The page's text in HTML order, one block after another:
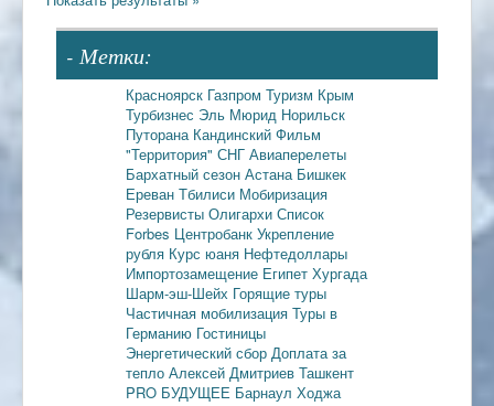
- Метки:
Красноярск Газпром Туризм Крым
Турбизнес Эль Мюрид Норильск
Путорана Кандинский Фильм
"Территория" СНГ Авиаперелеты
Бархатный сезон Астана Бишкек
Ереван Тбилиси Мобиризация
Резервисты Олигархи Список
Forbes Центробанк Укрепление
рубля Курс юаня Нефтедоллары
Импортозамещение Египет Хургада
Шарм-эш-Шейх Горящие туры
Частичная мобилизация Туры в
Германию Гостиницы
Энергетический сбор Доплата за
тепло Алексей Дмитриев Ташкент
PRO БУДУЩЕЕ Барнаул Ходжа